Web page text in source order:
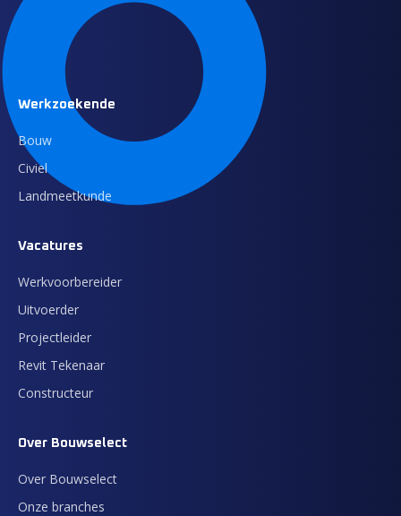
Werkzoekende
Bouw
Civiel
Landmeetkunde
Vacatures
Werkvoorbereider
Uitvoerder
Projectleider
Revit Tekenaar
Constructeur
Over Bouwselect
Over Bouwselect
Onze branches